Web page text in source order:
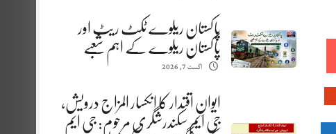
پاکستان ریلوے ٹکٹ ریٹ اور
پاکستان ریلوے کے اہم شعبے
اگست 7, 2026
ایوانِ اقتدار کا انکسار المزاج درویش،
جی ایم سکندرشگری مرحوم: جی ایم